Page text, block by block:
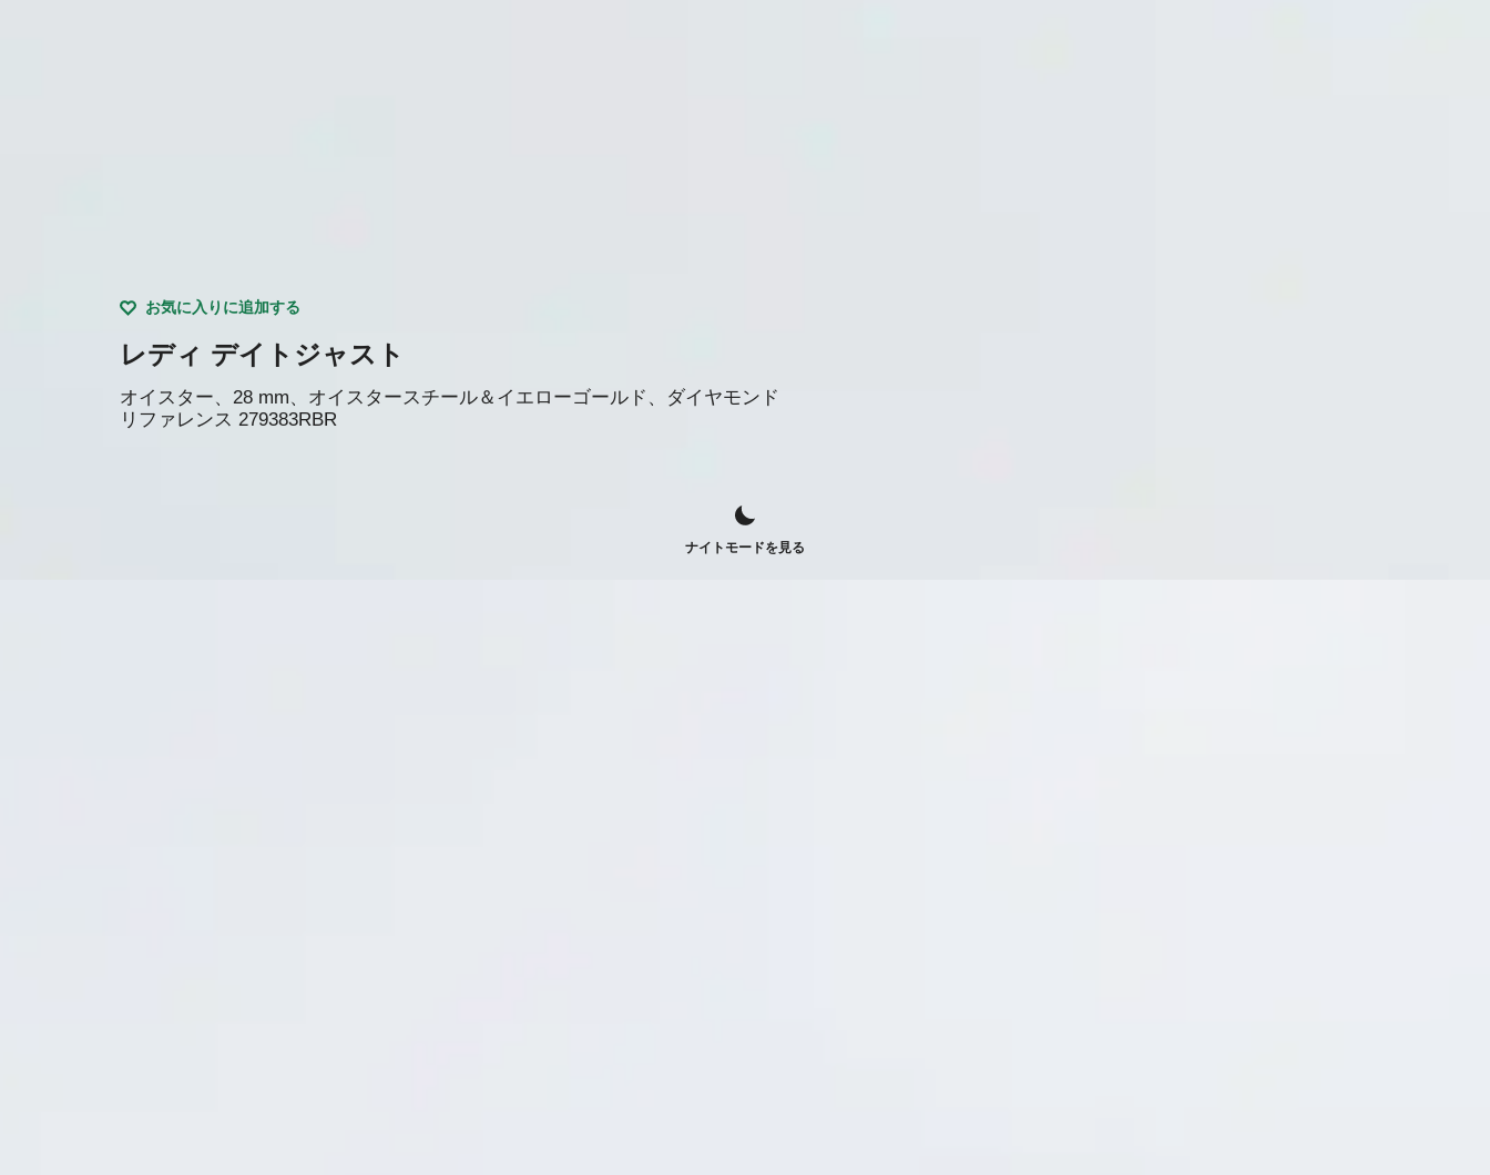
お気に入りに追加する
レディ デイトジャスト
オイスター、28 mm、オイスタースチール＆イエローゴールド、ダイヤモンド
リファレンス 279383RBR
ナイトモードを見る